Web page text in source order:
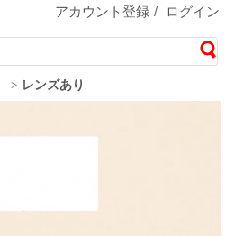
アカウント登録 / ログイン
レンズあり